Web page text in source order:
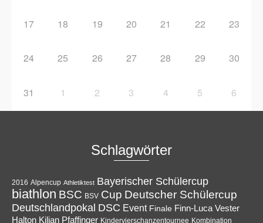
17 18 19 20 21 22 23
24 25 26 27 28 29 30
31 1 2 3 4 5 6
Schlagwörter
2016 Alpencup Athletiktest Bayerischer Schülercup
biathlon BSC BSV Cup Deutscher Schülercup
Deutschlandpokal DSC Event Finale Finn-Luca Vester
Halton Kilian Pfaffinger Kindervierschanzentournee Kombination